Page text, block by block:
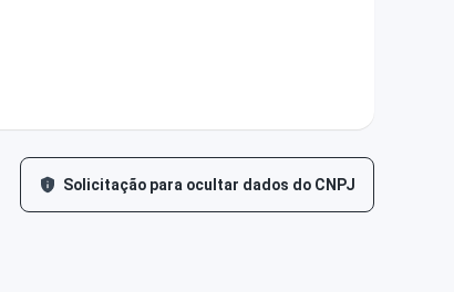
Solicitação para ocultar dados do CNPJ